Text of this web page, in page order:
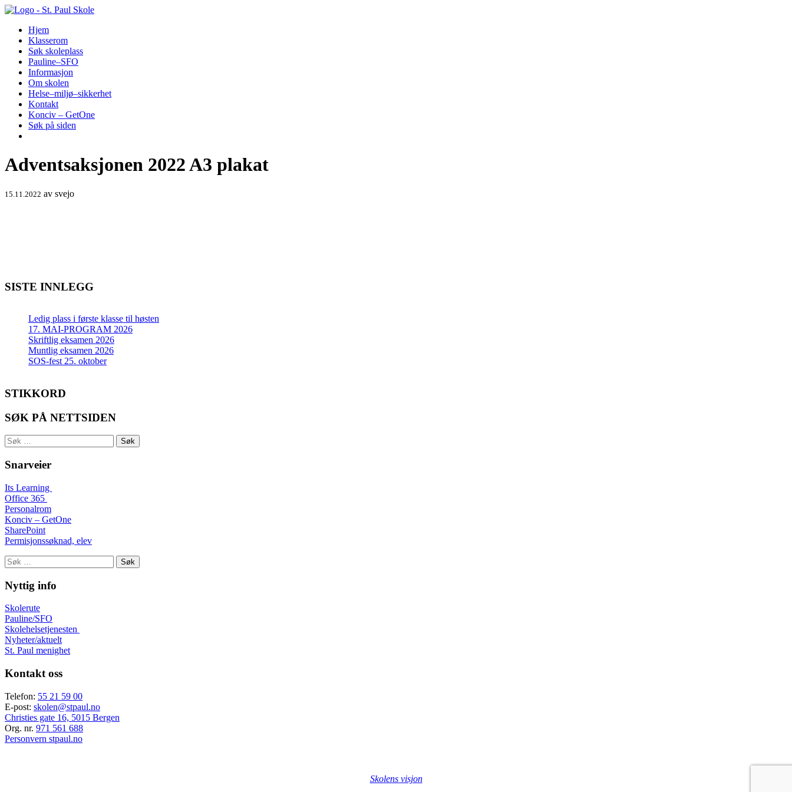
Hopp
innholdHjem
Klasserom
Søk skoleplass
Pauline–SFO
Informasjon
Om skolen
Helse–miljø–sikkerhet
Kontakt
Konciv – GetOne
Søk på siden
Adventsaksjonen 2022 A3 plakat
15.11.2022 av svejo
SISTE INNLEGG
Ledig plass i første klasse til høsten
17. MAI-PROGRAM 2026
Skriftlig eksamen 2026
Muntlig eksamen 2026
SOS-fest 25. oktober
STIKKORD
SØK PÅ NETTSIDEN
Søk
etter:
Snarveier
Its Learning
Office 365
Personalrom
Konciv – GetOne
SharePoint
Permisjonssøknad, elev
Søk
etter:
Nyttig info
Skolerute
Pauline/SFO
Skolehelsetjenesten
Nyheter/aktuelt
St. Paul menighet
Kontakt oss
Telefon: 55 21 59 00
E-post: skolen@stpaul.no
Christies gate 16, 5015 Bergen
Org. nr. 971 561 688
Personvern stpaul.no
Skolens visjon